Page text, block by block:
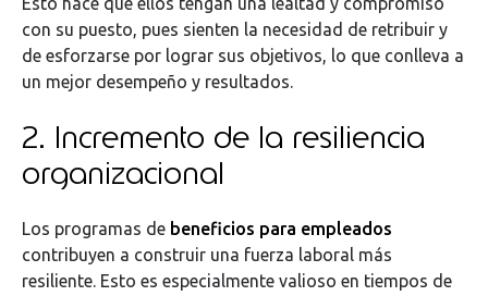
con su puesto, pues sienten la necesidad de retribuir y
de esforzarse por lograr sus objetivos, lo que conlleva a
un mejor desempeño y resultados.
2. Incremento de la resiliencia
organizacional
Los programas de beneficios para empleados
contribuyen a construir una fuerza laboral más
resiliente. Esto es especialmente valioso en tiempos de